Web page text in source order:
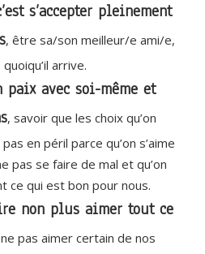
s’accepter pleinement
, être sa/son meilleur/e ami/e,
arrive.
paix avec soi-même et
, savoir que les choix qu’on
en péril parce qu’on s’aime
pas se faire de mal et qu’on
ce qui est bon pour nous.
non plus aimer tout ce
pas aimer certain de nos